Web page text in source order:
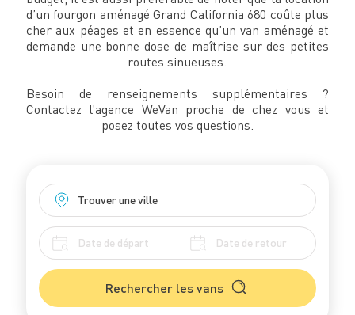
d’un fourgon aménagé Grand California 680 coûte plus
cher aux péages et en essence qu’un van aménagé et
demande une bonne dose de maîtrise sur des petites
routes sinueuses.
Besoin de renseignements supplémentaires ?
Contactez l’agence WeVan proche de chez vous et
posez toutes vos questions.
Rechercher les vans